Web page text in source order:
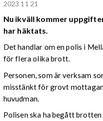
2023 11 21
Nu ikväll kommer
har häktats.
Det handlar om en polis i
för flera olika brott.
Personen, som är verksam
misstänkt för grovt
huvudman.
Polisen ska ha begått